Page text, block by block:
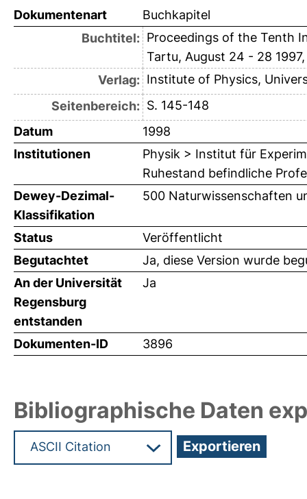
Dokumentenart
Buchkapitel
Buchtitel: Proceedings of the Tenth
Tartu, August 24 - 28
Verlag: Institute of Physics,
Seitenbereich: S. 145-148
Datum
1998
Institutionen
Physik > Institut für
Ruhestand befindliche
Dewey-Dezimal-
Klassifikation
500 Naturwissenschaften
Status
Veröffentlicht
Begutachtet
Ja, diese Version wurde
An der Universität
Regensburg
entstanden
Ja
Dokumenten-ID 3896
Bibliographische Daten